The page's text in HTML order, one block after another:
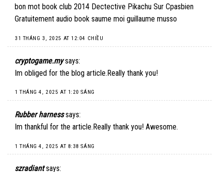
bon mot book club 2014 Dectective Pikachu Sur Cpasbien
Gratuitement audio book saume moi guillaume musso
31 THÁNG 3, 2025 AT 12:04 CHIỀU
cryptogame.my says:
Im obliged for the blog article.Really thank you!
1 THÁNG 4, 2025 AT 1:20 SÁNG
Rubber harness says:
Im thankful for the article.Really thank you! Awesome.
1 THÁNG 4, 2025 AT 8:38 SÁNG
szradiant says: